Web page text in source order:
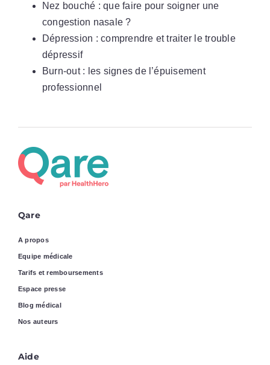
Nez bouché : que faire pour soigner une
congestion nasale ?
Dépression : comprendre et traiter le trouble
dépressif
Burn-out : les signes de l’épuisement
professionnel
Qare
A propos
Equipe médicale
Tarifs et remboursements
Espace presse
Blog médical
Nos auteurs
Aide